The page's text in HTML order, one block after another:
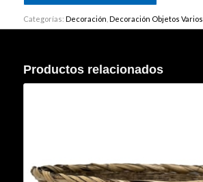
Categorías: Decoración Decoración Objetos Varios
Productos relacionados